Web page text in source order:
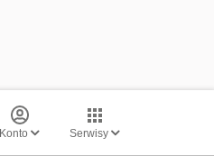
Konto Serwisy